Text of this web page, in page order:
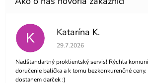
K Katarína K.
Hodnotenie obchodu je 5 z 5
29.7.2026
Nadštandartný proklientský servis! Rýchla
doručenie balíčka a k tomu bezkonkurenčné
dostanem darček :)